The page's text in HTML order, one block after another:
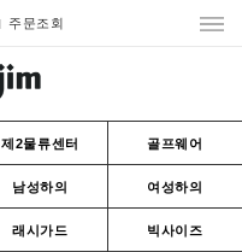
주문조회
제2물류센터 골프웨어
남성하의 여성하의
래시가드 빅사이즈